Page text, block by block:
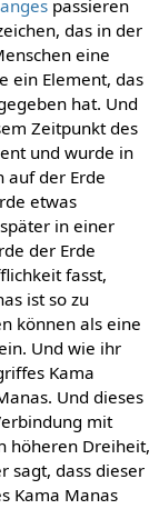
passieren
das in der
eine
ein Element, das
hat. Und
Zeitpunkt des
und wurde in
auf der Erde
etwas
in einer
der Erde
fasst,
ist so zu
können als eine
Und wie ihr
Kama
Und dieses
mit
höheren Dreiheit,
sagt, dass dieser
Kama Manas